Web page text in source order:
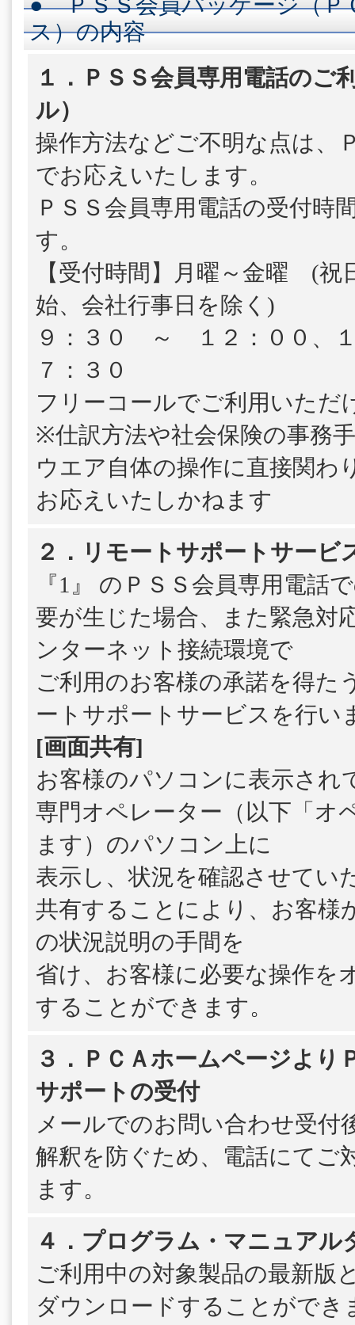
ス）の内容
１．ＰＳＳ会員専用電話のご
ル）
操作方法などご不明な点は、
でお応えいたします。
ＰＳＳ会員専用電話の受付時
す。
【受付時間】月曜～金曜 (祝
始、会社行事日を除く)
９：３０ ～ １２：００、
７：３０
フリーコールでご利用いただ
※仕訳方法や社会保険の事務
ウエア自体の操作に直接関わ
お応えいたしかねます
２．リモートサポートサービ
『1』 のＰＳＳ会員専用電話
要が生じた場合、また緊急対
ンターネット接続環境で
ご利用のお客様の承諾を得た
ートサポートサービスを行い
[画面共有]
お客様のパソコンに表示され
専門オペレーター（以下「オ
ます）のパソコン上に
表示し、状況を確認させてい
共有することにより、お客様
の状況説明の手間を
省け、お客様に必要な操作を
することができます。
３．ＰＣＡホームページより
サポートの受付
メールでのお問い合わせ受付
解釈を防ぐため、電話にてご
ます。
４．プログラム・マニュアル
ご利用中の対象製品の最新版
ダウンロードすることができ